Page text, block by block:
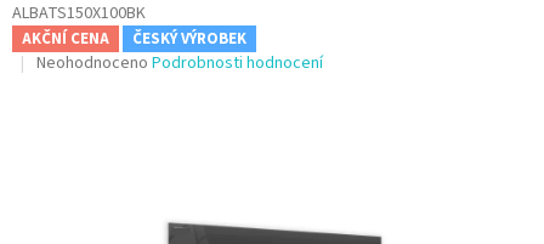
ALBATS150X100BK
AKČNÍ CENA ČESKÝ VÝROBEK
Průměrné
Neohodnoceno Podrobnosti hodnocení